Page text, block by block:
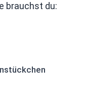
brauchst du: